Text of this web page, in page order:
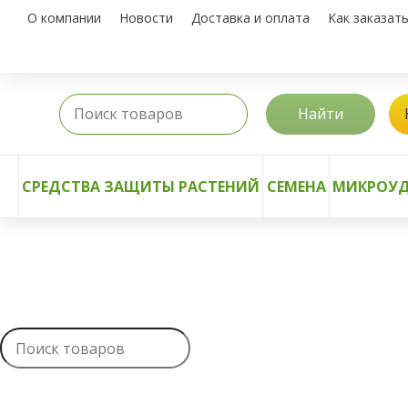
О компании Новости Доставка и оплата Как заказать
Найти
СРЕДСТВА ЗАЩИТЫ РАСТЕНИЙ СЕМЕНА